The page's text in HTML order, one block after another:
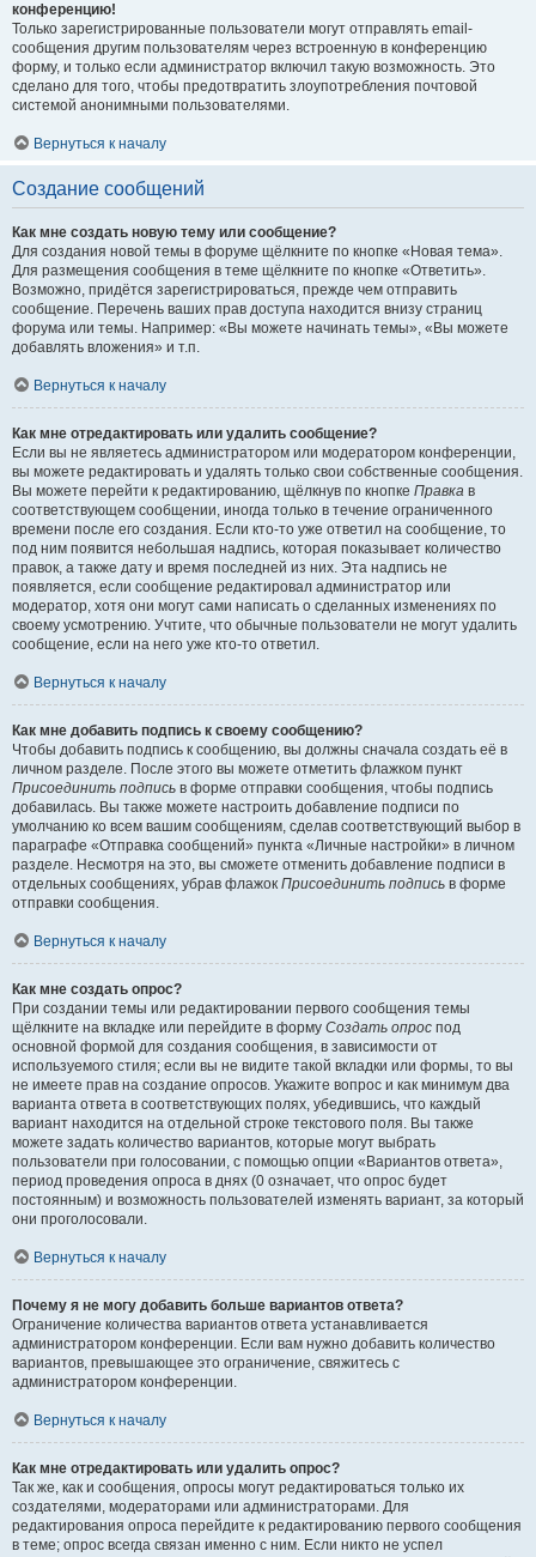
конференцию!
Только зарегистрированные пользователи могут отправлять email-
сообщения другим пользователям через встроенную в конференцию
форму, и только если администратор включил такую возможность. Это
сделано для того, чтобы предотвратить злоупотребления почтовой
системой анонимными пользователями.
Вернуться к началу
Создание сообщений
Как мне создать новую тему или сообщение?
Для создания новой темы в форуме щёлкните по кнопке «Новая тема».
Для размещения сообщения в теме щёлкните по кнопке «Ответить».
Возможно, придётся зарегистрироваться, прежде чем отправить
сообщение. Перечень ваших прав доступа находится внизу страниц
форума или темы. Например: «Вы можете начинать темы», «Вы можете
добавлять вложения» и т.п.
Вернуться к началу
Как мне отредактировать или удалить сообщение?
Если вы не являетесь администратором или модератором конференции,
вы можете редактировать и удалять только свои собственные сообщения.
Вы можете перейти к редактированию, щёлкнув по кнопке Правка в
соответствующем сообщении, иногда только в течение ограниченного
времени после его создания. Если кто-то уже ответил на сообщение, то
под ним появится небольшая надпись, которая показывает количество
правок, а также дату и время последней из них. Эта надпись не
появляется, если сообщение редактировал администратор или
модератор, хотя они могут сами написать о сделанных изменениях по
своему усмотрению. Учтите, что обычные пользователи не могут удалить
сообщение, если на него уже кто-то ответил.
Вернуться к началу
Как мне добавить подпись к своему сообщению?
Чтобы добавить подпись к сообщению, вы должны сначала создать её в
личном разделе. После этого вы можете отметить флажком пункт
Присоединить подпись в форме отправки сообщения, чтобы подпись
добавилась. Вы также можете настроить добавление подписи по
умолчанию ко всем вашим сообщениям, сделав соответствующий выбор в
параграфе «Отправка сообщений» пункта «Личные настройки» в личном
разделе. Несмотря на это, вы сможете отменить добавление подписи в
отдельных сообщениях, убрав флажок Присоединить подпись в форме
отправки сообщения.
Вернуться к началу
Как мне создать опрос?
При создании темы или редактировании первого сообщения темы
щёлкните на вкладке или перейдите в форму Создать опрос под
основной формой для создания сообщения, в зависимости от
используемого стиля; если вы не видите такой вкладки или формы, то вы
не имеете прав на создание опросов. Укажите вопрос и как минимум два
варианта ответа в соответствующих полях, убедившись, что каждый
вариант находится на отдельной строке текстового поля. Вы также
можете задать количество вариантов, которые могут выбрать
пользователи при голосовании, с помощью опции «Вариантов ответа»,
период проведения опроса в днях (0 означает, что опрос будет
постоянным) и возможность пользователей изменять вариант, за который
они проголосовали.
Вернуться к началу
Почему я не могу добавить больше вариантов ответа?
Ограничение количества вариантов ответа устанавливается
администратором конференции. Если вам нужно добавить количество
вариантов, превышающее это ограничение, свяжитесь с
администратором конференции.
Вернуться к началу
Как мне отредактировать или удалить опрос?
Так же, как и сообщения, опросы могут редактироваться только их
создателями, модераторами или администраторами. Для
редактирования опроса перейдите к редактированию первого сообщения
в теме; опрос всегда связан именно с ним. Если никто не успел